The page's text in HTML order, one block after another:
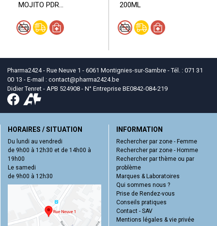
MOJITO PDR...
200ML
Pharma2424 - Rue Neuve 1 - 6061 Montignies-sur-Sambre - Tél. : 071 31
00 13 - E-mail : contact@pharma2424.be
Didier Tenret - APB 524908 - N° Entreprise BE0842-084-219
HORAIRES / SITUATION
Du lundi au vendredi
de 9h00 à 12h30 et de 14h00 à
19h00
Le samedi
de 9h00 à 12h30
INFORMATION
Rechercher par zone - Femme
Rechercher par zone - Homme
Rechercher par thème ou par
problème
Marques & Laboratoires
Qui sommes nous ?
Prise de Rendez-vous
Conseils pratiques
Contact - SAV
Mentions légales & vie privée